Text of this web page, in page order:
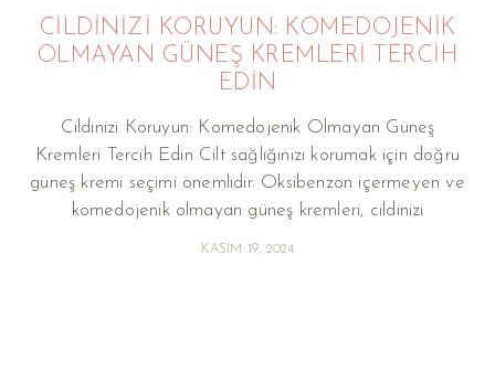
CILDINIZI KORUYUN: KOMEDOJENIK
OLMAYAN GÜNEŞ KREMLERI TERCIH
EDIN
Cildinizi Koruyun: Komedojenik Olmayan Güneş
Kremleri Tercih Edin Cilt sağlığınızı korumak için doğru
güneş kremi seçimi önemlidir. Oksibenzon içermeyen ve
komedojenik olmayan güneş kremleri, cildinizi
KASIM 19, 2024